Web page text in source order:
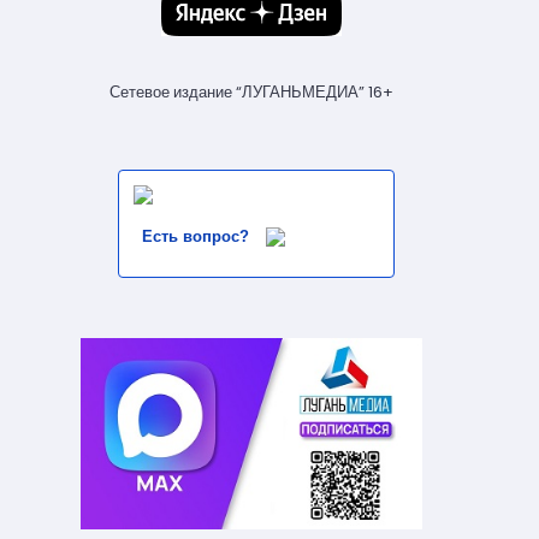
Сетевое издание “ЛУГАНЬМЕДИА” 16+
Есть вопрос?